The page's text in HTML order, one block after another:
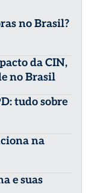
no Brasil?
da CIN,
no Brasil
tudo sobre
na
e suas